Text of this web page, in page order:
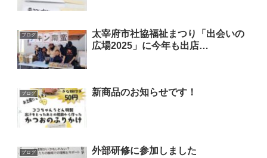
ブログ
太宰府市社協福祉まつり「出会いの
広場2025」に今年も出店…
ブログ 新商品のお知らせです！
ブログ 外部研修に参加しました